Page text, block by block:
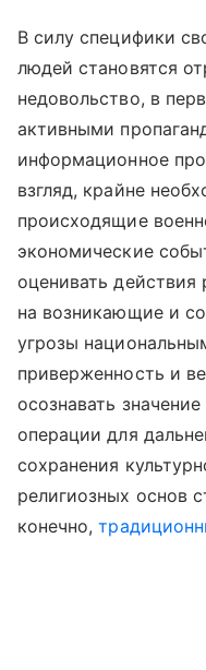
В силу специфики
людей становятся
недовольство, в
активными
информационное
взгляд, крайне
происходящие
экономические
оценивать действия
на возникающие и
угрозы
приверженность и
осознавать
операции для
сохранения
религиозных основ
конечно,